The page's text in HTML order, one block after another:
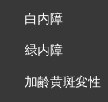
白内障
緑内障
加齢黄斑変性